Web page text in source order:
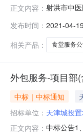
正文内容： 射洪市中
应文件递
发布时间： 2021-04-19
相关产品：
食堂服务公
外包服务-项目部
中标｜中标通知
招标单位： 天津城投
正文内容： 中标公告1